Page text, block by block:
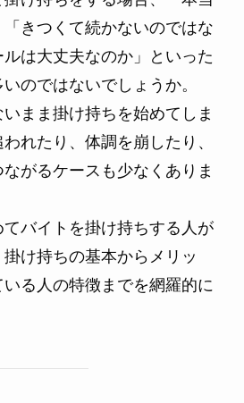
きつくて続かないのではな
は大丈夫なのか」といった
のではないでしょうか。
まま掛け持ちを始めてしま
れたり、体調を崩したり、
がるケースも少なくありま
バイトを掛け持ちする人が
け持ちの基本からメリッ
いる人の特徴までを網羅的に